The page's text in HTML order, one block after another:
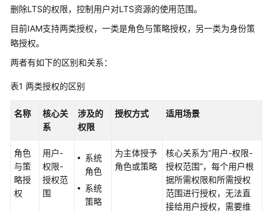
服
务
什
是
删除LTS的权限，控制用户对LTS资源的使用范围。
目前IAM支持两类授权，一类是角色与策略授权，另一类为身份策
略授权。
两者有如下的区别和关系：
表1 两类授权的区别
名称
核心关
系
涉及的
权限
授权方式 适用场景
角色
与策
略授
权
用户-
权限-
授权范
围
系统
角色
系统
策略
为主体授予
角色或策略
核心关系为“用户-权限-
授权范围”，每个用户根
据所需权限和所需授权
范围进行授权，无法直
接给用户授权，需要维